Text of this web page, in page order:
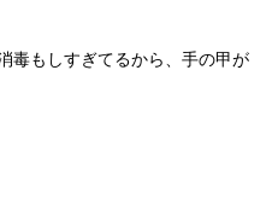
毒もしすぎてるから、手の甲が